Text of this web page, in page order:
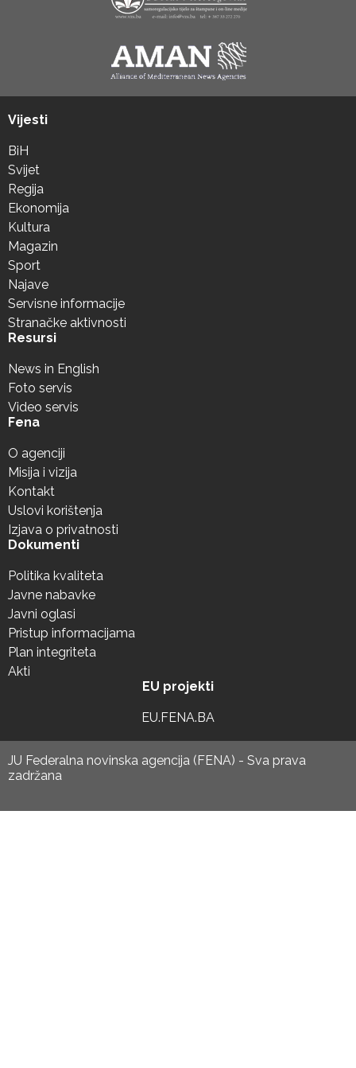
Vijesti
BiH
Svijet
Regija
Ekonomija
Kultura
Magazin
Sport
Najave
Servisne informacije
Stranačke aktivnosti
Resursi
News in English
Foto servis
Video servis
Fena
O agenciji
Misija i vizija
Kontakt
Uslovi korištenja
Izjava o privatnosti
Dokumenti
Politika kvaliteta
Javne nabavke
Javni oglasi
Pristup informacijama
Plan integriteta
Akti
EU projekti
EU.FENA.BA
JU Federalna novinska agencija (FENA) - Sva prava
zadržana